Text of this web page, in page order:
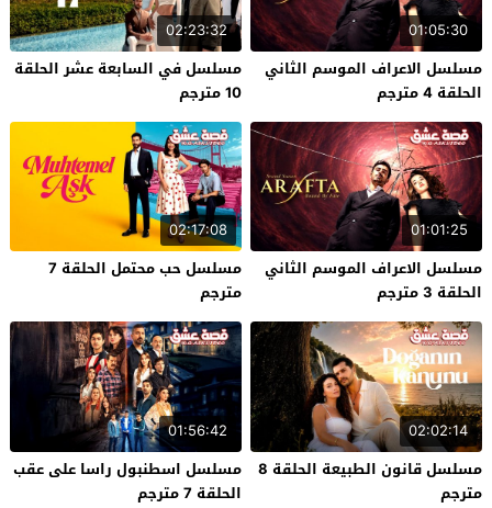
01:05:30
مسلسل الاعراف الموسم الثاني
الحلقة 4 مترجم
02:23:32
مسلسل في السابعة عشر الحلقة
10 مترجم
01:01:25
مسلسل الاعراف الموسم الثاني
الحلقة 3 مترجم
02:17:08
مسلسل حب محتمل الحلقة 7
مترجم
02:02:14
مسلسل قانون الطبيعة الحلقة 8
مترجم
01:56:42
مسلسل اسطنبول راسا على عقب
الحلقة 7 مترجم